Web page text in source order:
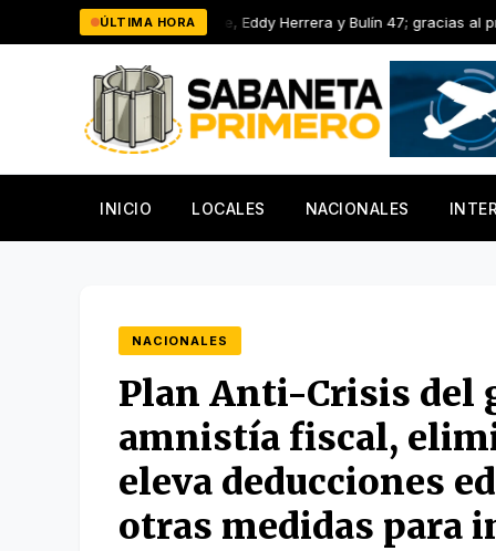
al
ÚLTIMA HORA
Sarante, Eddy Herrera y Bulín 47; gracias al presidente Luis
INICIO LOCALES NACIONALES
NACIONALES
Plan Anti-Crisis del
amnistía fiscal,
eleva deducciones
otras medidas para